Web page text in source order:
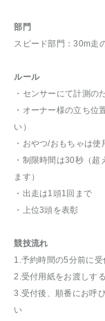
部門
スピード部門：30m走
ルール
・センサーにて計測の
・オーナー様の立ち位
い）
・おやつ/おもちゃは使
・制限時間は30秒（
ます）
・出走は1頭1回まで
・上位3頭を表彰
競技流れ
1.予約時間の5分前に
2.受付用紙をお渡しす
3.受付後、順番にお呼
い